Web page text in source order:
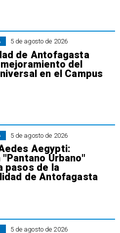
5 de agosto de 2026
de Antofagasta
del
en el Campus
5 de agosto de 2026
Aegypti:
"Pantano Urbano"
pasos de la
de Antofagasta
5 de agosto de 2026